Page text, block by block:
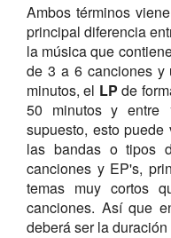
Ambos términos
principal diferencia
la música que
de 3 a 6 canciones y
minutos, el LP de
50 minutos y
supuesto, esto
las bandas o tipos
canciones y EP's,
temas muy cortos
canciones. Así que
deberá ser la